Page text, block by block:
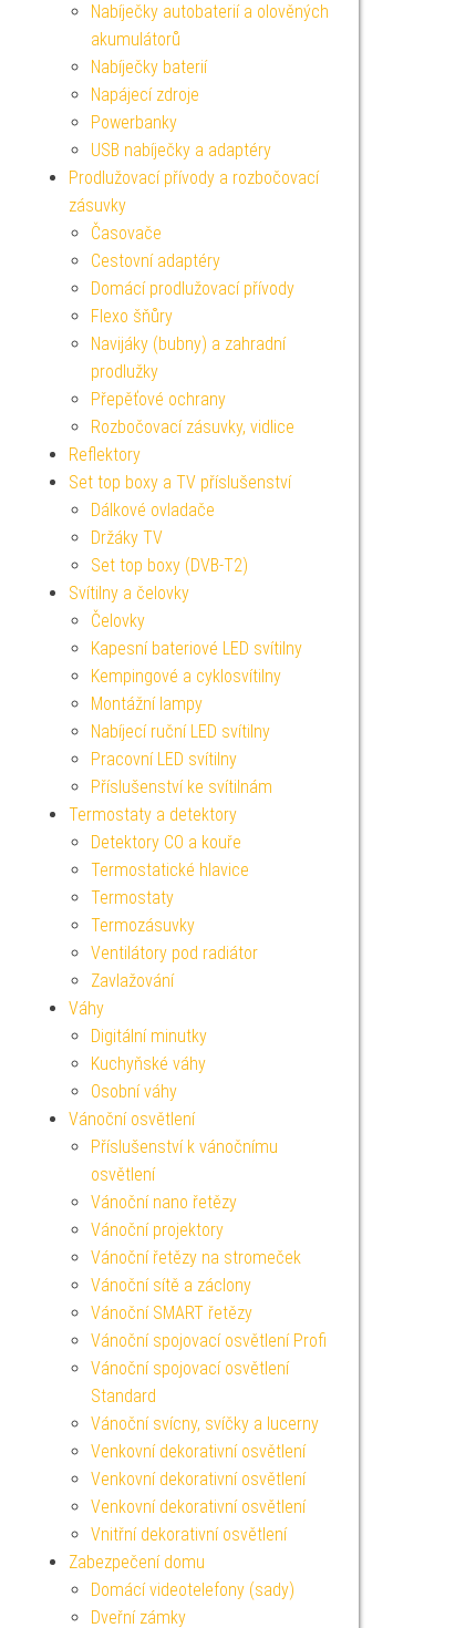
Nabíječky autobaterií a olověných
akumulátorů
Nabíječky baterií
Napájecí zdroje
Powerbanky
USB nabíječky a adaptéry
Prodlužovací přívody a rozbočovací
zásuvky
Časovače
Cestovní adaptéry
Domácí prodlužovací přívody
Flexo šňůry
Navijáky (bubny) a zahradní
prodlužky
Přepěťové ochrany
Rozbočovací zásuvky, vidlice
Reflektory
Set top boxy a TV příslušenství
Dálkové ovladače
Držáky TV
Set top boxy (DVB-T2)
Svítilny a čelovky
Čelovky
Kapesní bateriové LED svítilny
Kempingové a cyklosvítilny
Montážní lampy
Nabíjecí ruční LED svítilny
Pracovní LED svítilny
Příslušenství ke svítilnám
Termostaty a detektory
Detektory CO a kouře
Termostatické hlavice
Termostaty
Termozásuvky
Ventilátory pod radiátor
Zavlažování
Váhy
Digitální minutky
Kuchyňské váhy
Osobní váhy
Vánoční osvětlení
Příslušenství k vánočnímu
osvětlení
Vánoční nano řetězy
Vánoční projektory
Vánoční řetězy na stromeček
Vánoční sítě a záclony
Vánoční SMART řetězy
Vánoční spojovací osvětlení Profi
Vánoční spojovací osvětlení
Standard
Vánoční svícny, svíčky a lucerny
Venkovní dekorativní osvětlení
Venkovní dekorativní osvětlení
Venkovní dekorativní osvětlení
Vnitřní dekorativní osvětlení
Zabezpečení domu
Domácí videotelefony (sady)
Dveřní zámky